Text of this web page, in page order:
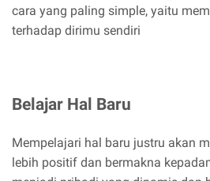
cara yang paling simple, yaitu
terhadap dirimu sendiri
Belajar Hal Baru
Mempelajari hal baru justru akan
lebih positif dan bermakna